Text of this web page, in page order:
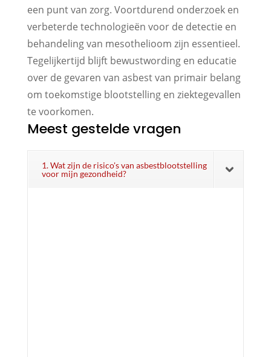
een punt van zorg. Voortdurend onderzoek en
verbeterde technologieën voor de detectie en
behandeling van mesothelioom zijn essentieel.
Tegelijkertijd blijft bewustwording en educatie
over de gevaren van asbest van primair belang
om toekomstige blootstelling en ziektegevallen
te voorkomen.
Meest gestelde vragen
1. Wat zijn de risico's van asbestblootstelling
voor mijn gezondheid?